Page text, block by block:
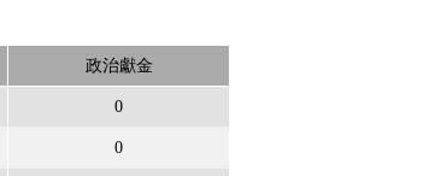
政治獻金
0
0